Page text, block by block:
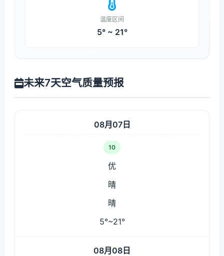
温度区间
5° ~ 21°
未来7天空气质量预报
08月07日
10
优
晴
晴
5°~21°
08月08日